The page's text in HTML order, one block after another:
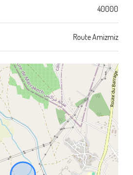
40000
Route Amizmiz